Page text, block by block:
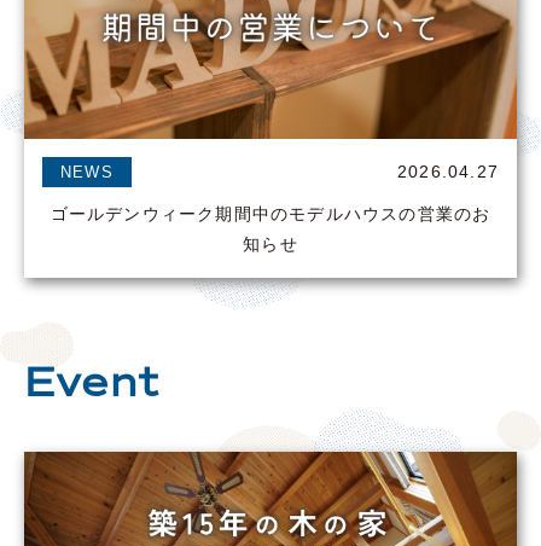
NEWS 2026.04.27
ゴールデンウィーク期間中のモデルハウスの営業のお
知らせ
Event